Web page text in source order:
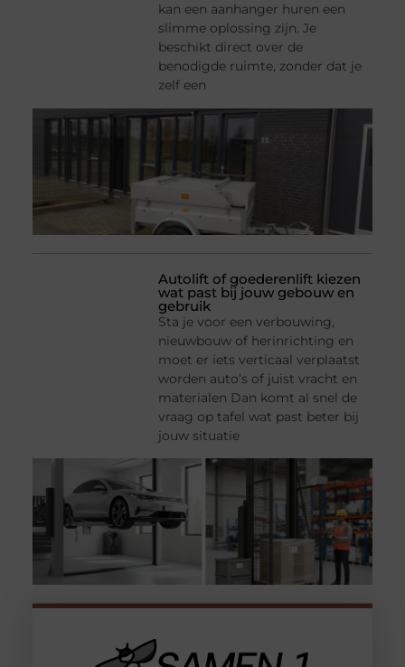
kan een aanhanger huren een
slimme oplossing zijn. Je
beschikt direct over de
benodigde ruimte, zonder dat je
zelf een
Autolift of goederenlift kiezen
wat past bij jouw gebouw en
gebruik
Sta je voor een verbouwing,
nieuwbouw of herinrichting en
moet er iets verticaal verplaatst
worden auto’s of juist vracht en
materialen Dan komt al snel de
vraag op tafel wat past beter bij
jouw situatie